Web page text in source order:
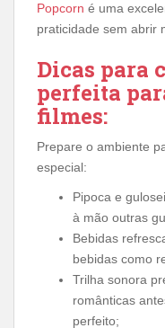
Popcorn é uma
praticidade sem abrir
Dicas para
perfeita
filmes:
Prepare o ambiente
especial:
Pipoca e
à mão outras
Bebidas
bebidas como
Trilha sonora
românticas
perfeito;